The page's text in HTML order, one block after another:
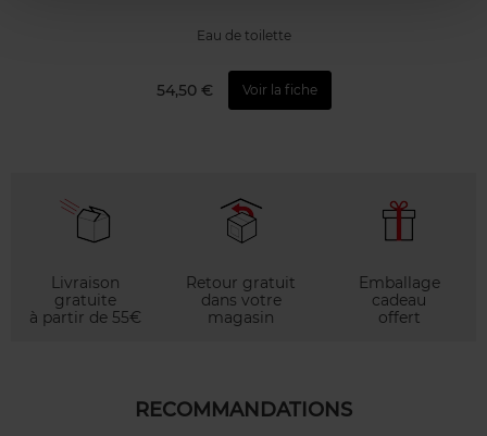
Eau de toilette
54,50 € Voir la fiche
Livraison
gratuite
à partir de 55€
Retour gratuit
dans votre
magasin
Emballage
cadeau
offert
RECOMMANDATIONS